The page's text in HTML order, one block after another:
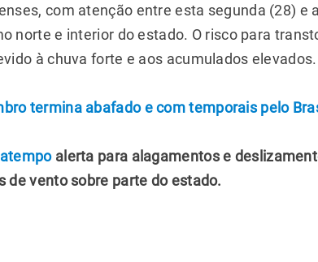
com atenção entre esta segunda (28) e
norte e interior do estado. O risco para
à chuva forte e aos acumulados elevados.
termina abafado e com temporais pelo
alerta para alagamentos e
de vento sobre parte do estado.